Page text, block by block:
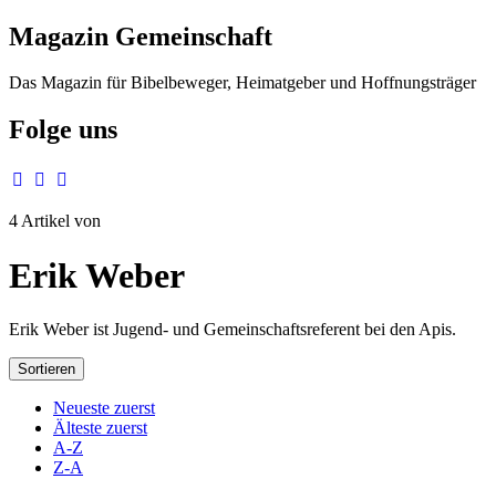
Magazin Gemeinschaft
Das Magazin für Bibelbeweger, Heimatgeber und Hoffnungsträger
Folge uns
4 Artikel von
Erik Weber
Erik Weber ist Jugend- und Gemeinschaftsreferent bei den Apis.
Sortieren
Neueste zuerst
Älteste zuerst
A-Z
Z-A